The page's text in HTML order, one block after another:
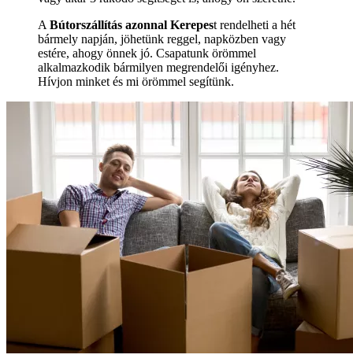
A Bútorszállítás azonnal Kerepest rendelheti a hét
bármely napján, jöhetünk reggel, napközben vagy
estére, ahogy önnek jó. Csapatunk örömmel
alkalmazkodik bármilyen megrendelői igényhez.
Hívjon minket és mi örömmel segítünk.